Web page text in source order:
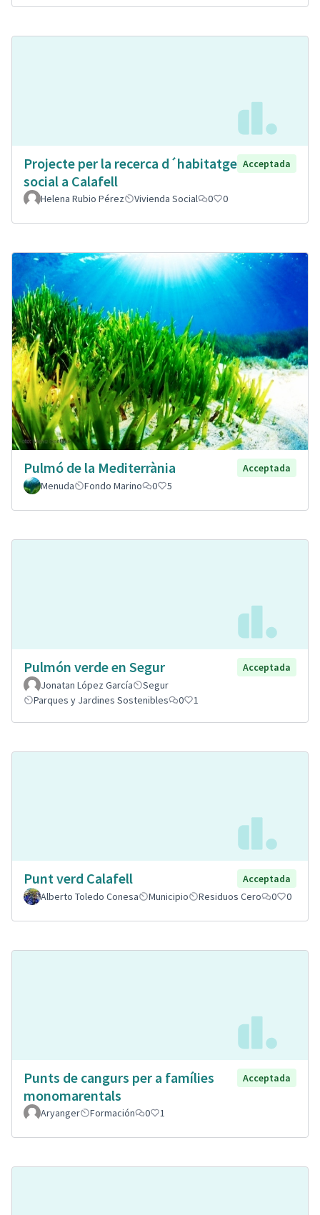
Projecte per la recerca d´habitatge
social a Calafell
Acceptada
Helena Rubio Pérez Vivienda Social 0 0
Pulmó de la Mediterrània
Acceptada
Menuda
Fondo Marino 0 5
Pulmón verde en Segur
Acceptada
Jonatan López García
Segur
Parques y Jardines Sostenibles
0 1
Punt verd Calafell
Acceptada
Alberto Toledo Conesa
Municipio Residuos Cero 0 0
Punts de cangurs per a famílies
monomarentals
Acceptada
Aryanger Formación 0 1